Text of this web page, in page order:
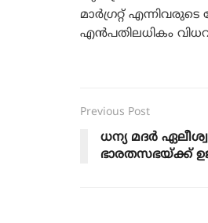
മാർഗ്രറ്റ്
എൻപതിലധികം
Previous Post
ധന്യ മദര്‍
ഭാരതസഭയ്ക്ക്